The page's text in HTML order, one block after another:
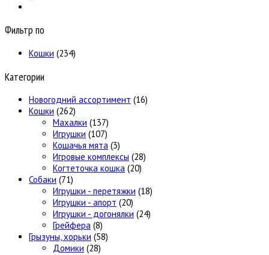
Фильтр по
Кошки (234)
Категории
Новогодний ассортимент (16)
Кошки (262)
Махалки (137)
Игрушки (107)
Кошачья мята (3)
Игровые комплексы (28)
Когтеточка кошка (20)
Собаки (71)
Игрушки - перетяжки (18)
Игрушки - апорт (20)
Игрушки - догонялки (24)
Грейфера (8)
Грызуны, хорьки (58)
Домики (28)